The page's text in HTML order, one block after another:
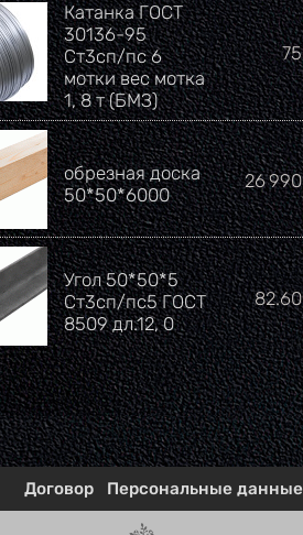
Катанка ГОСТ
30136-95
Ст3сп/пс 6
мотки вес мотка
1, 8 т (БМЗ)
75
обрезная доска
50*50*6000
Цена
26 990
Угол 50*50*5
Ст3сп/пс5 ГОСТ
8509 дл.12, 0
Цена
82.60
Договор Персональные данные